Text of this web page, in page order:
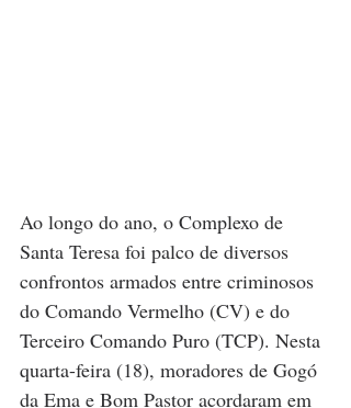
Ao longo do ano, o Complexo de
Santa Teresa foi palco de diversos
confrontos armados entre criminosos
do Comando Vermelho (CV) e do
Terceiro Comando Puro (TCP). Nesta
quarta-feira (18), moradores de Gogó
da Ema e Bom Pastor acordaram em